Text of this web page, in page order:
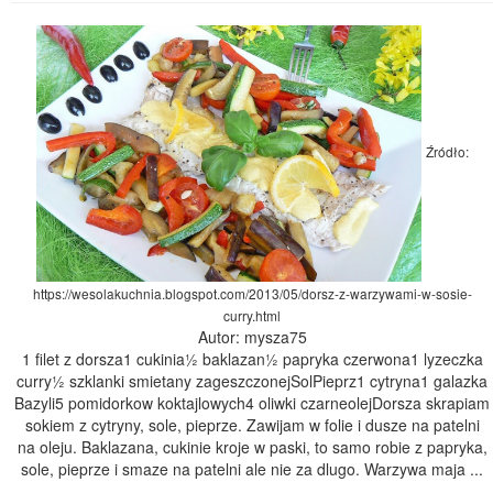
Źródło:
https://wesolakuchnia.blogspot.com/2013/05/dorsz-z-warzywami-w-sosie-
curry.html
Autor: mysza75
1 filet z dorsza1 cukinia½ baklazan½ papryka czerwona1 lyzeczka
curry½ szklanki smietany zageszczonejSolPieprz1 cytryna1 galazka
Bazyli5 pomidorkow koktajlowych4 oliwki czarneolejDorsza skrapiam
sokiem z cytryny, sole, pieprze. Zawijam w folie i dusze na patelni
na oleju. Baklazana, cukinie kroje w paski, to samo robie z papryka,
sole, pieprze i smaze na patelni ale nie za dlugo. Warzywa maja ...